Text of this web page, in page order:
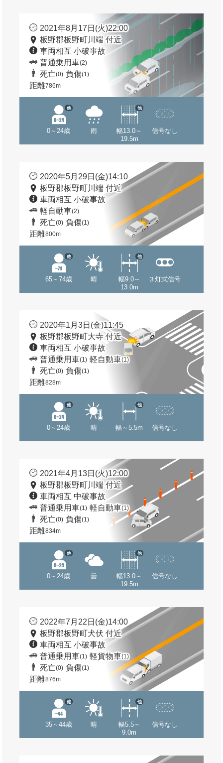
2021年8月17日(火)22:00
板野郡板野町川端 付近
車両相互 小破事故
普通乗用車(2)
死亡(0) 負傷(1)
距離786m
0～24歳
他
雨
幅13.0～
19.5m
他
信号なし
2020年5月29日(金)14:10
板野郡板野町川端 付近
車両相互 小破事故
軽自動車(2)
死亡(0) 負傷(1)
距離800m
65～74歳
他
晴
幅9.0～
13.0m
他
３灯式信号
2020年1月3日(金)11:45
板野郡板野町大寺 付近
車両相互 小破事故
普通乗用車(1) 軽自動車(1)
死亡(0) 負傷(1)
距離828m
0～24歳
他
晴 幅～5.5m
他
信号なし
2021年4月13日(火)12:00
板野郡板野町川端 付近
車両相互 中破事故
普通乗用車(1) 軽自動車(1)
死亡(0) 負傷(1)
距離834m
0～24歳
他
曇
幅13.0～
19.5m
他
信号なし
2022年7月22日(金)14:00
板野郡板野町犬伏 付近
車両相互 小破事故
普通乗用車(1) 軽貨物車(1)
死亡(0) 負傷(1)
距離876m
35～44歳
他
晴
幅5.5～
9.0m
他
信号なし